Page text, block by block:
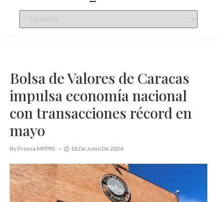
Bolsa de Valores de Caracas
impulsa economía nacional
con transacciones récord en
mayo
By Prensa MPPRE 18 De Junio De 2026